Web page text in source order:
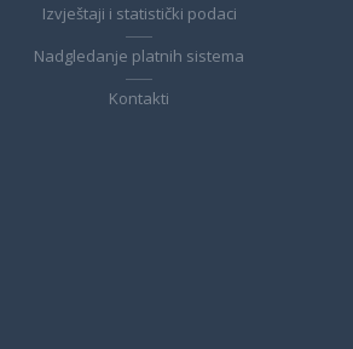
Izvještaji i statistički podaci
Nadgledanje platnih sistema
Kontakti